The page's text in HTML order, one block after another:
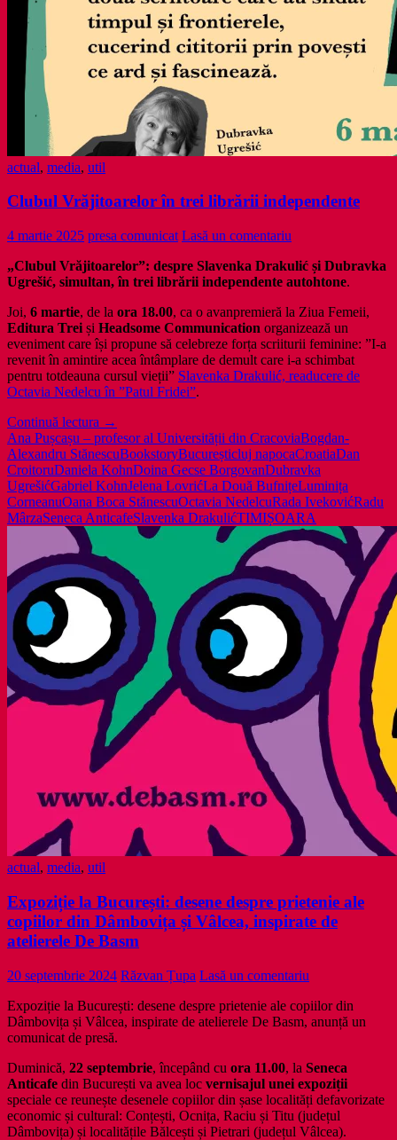
actual, media, util
Clubul Vrăjitoarelor în trei librării independente
4 martie 2025 presa comunicat Lasă un comentariu
„Clubul Vrăjitoarelor”: despre Slavenka Drakulić și Dubravka
Ugrešić, simultan, în trei librării independente autohtone.
Joi, 6 martie, de la ora 18.00, ca o avanpremieră la Ziua Femeii,
Editura Trei și Headsome Communication organizează un
eveniment care își propune să celebreze forța scriiturii feminine: ”I-a
revenit în amintire acea întâmplare de demult care i-a schimbat
pentru totdeauna cursul vieții” Slavenka Drakulić, readucere de
Octavia Nedelcu în ”Patul Fridei”.
Continuă lectura Clubul
Vrăjitoarelor
în
trei
librării
independente
→
Ana Pușcașu – profesor al Universității din CracoviaBogdan-
Alexandru StănescuBookstoryBucureșticluj napocaCroatiaDan
CroitoruDaniela KohnDoina Gecse BorgovanDubravka
UgrešićGabriel KohnJelena LovrićLa Două BufnițeLuminița
CorneanuOana Boca StănescuOctavia NedelcuRada IvekovićRadu
MârzaSeneca AnticafeSlavenka DrakulićTIMIȘOARA
actual, media, util
Expoziție la București: desene despre prietenie ale
copiilor din Dâmbovița și Vâlcea, inspirate de
atelierele De Basm
20 septembrie 2024 Răzvan Țupa Lasă un comentariu
Expoziție la București: desene despre prietenie ale copiilor din
Dâmbovița și Vâlcea, inspirate de atelierele De Basm, anunță un
comunicat de presă.
Duminică, 22 septembrie, începând cu ora 11.00, la Seneca
Anticafe din București va avea loc vernisajul unei expoziții
speciale ce reunește desenele copiilor din șase localități defavorizate
economic și cultural: Conțești, Ocnița, Raciu și Titu (județul
Dâmbovița) și localitățile Bălcești și Pietrari (județul Vâlcea).